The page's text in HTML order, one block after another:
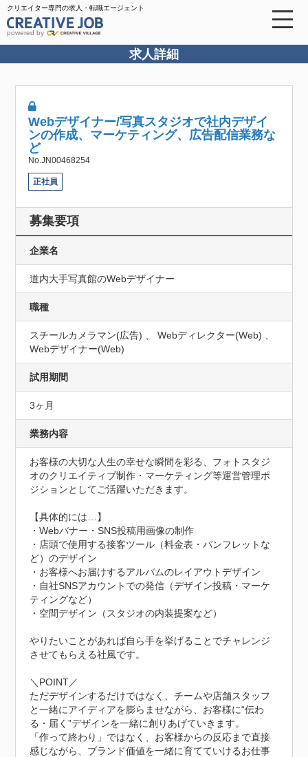
クリエイター専門の求人・転職エージェント
powered by
求人詳細
Webデザイナー/写真スタジオで社内デザイ
ンの作成、マーケティング、広告配信業務な
ど
No.JN00468254
正社員
募集要項
企業名
道内大手写真館のWebデザイナー
職種
スチールカメラマン(広告) 、 Webディレクター(Web) 、
Webデザイナー(Web)
試用期間
3ヶ月
業務内容
お客様の大切な人生の幸せな瞬間を彩る、フォトスタジ
オのクリエイティブ制作・マーケティング等運営管理ポ
ジションとしてご活躍いただきます。
【具体的には…】
・Webバナー・SNS投稿用画像の制作
・店頭で使用する接客ツール（料金表・パンフレットな
ど）のデザイン
・お客様へお届けするアルバムのレイアウトデザイン
・自社SNSアカウントでの発信（デザイン投稿・マーケ
ティングなど）
・空間デザイン（スタジオの内装提案など）
やりたいことがあれば自ら手を挙げることでチャレンジ
させてもらえる社風です。
＼POINT／
ただデザインするだけではなく、チームや店舗スタッフ
と一緒にアイディアを膨らませながら、お客様に“伝わ
る・届く”デザインを一緒に創りあげていきます。
「作って終わり」ではなく、お客様からの反応まで直接
感じながら、ブランド価値を一緒に育てていけるお仕事